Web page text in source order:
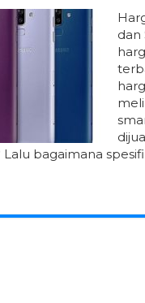
dan
Lalu bagaimana